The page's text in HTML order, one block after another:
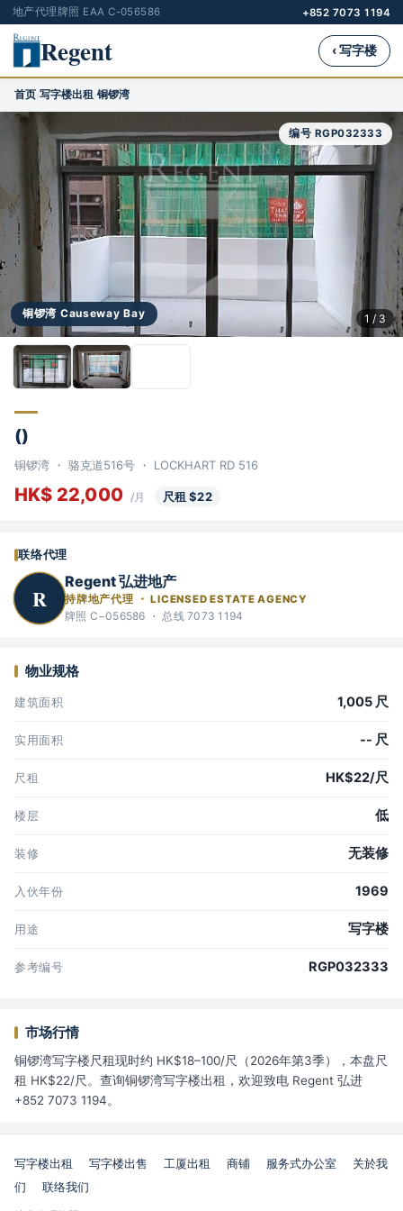
地产代理牌照 EAA C-056586 +852 7073 1194
Regent ‹ 写字楼
首页›写字楼出租›铜锣湾
铜锣湾 Causeway Bay
编号 RGP032333
1 / 3
()
铜锣湾 ・ 骆克道516号 ・ LOCKHART RD 516
HK$ 22,000 /月 尺租 $22
联络代理
R
Regent 弘进地产
持牌地产代理 ・ LICENSED ESTATE AGENCY
牌照 C−056586 ・ 总线 7073 1194
物业规格
建筑面积 1,005 尺
实用面积 -- 尺
尺租 HK$22/尺
楼层 低
装修 无装修
入伙年份 1969
用途 写字楼
参考编号 RGP032333
市场行情
铜锣湾写字楼尺租现时约 HK$18–100/尺（2026年第3季），本盘尺
租 HK$22/尺。查询铜锣湾写字楼出租，欢迎致电 Regent 弘进
+852 7073 1194。
写字楼出租 写字楼出售 工厦出租 商铺 服务式办公室
关於我
们
联络我们